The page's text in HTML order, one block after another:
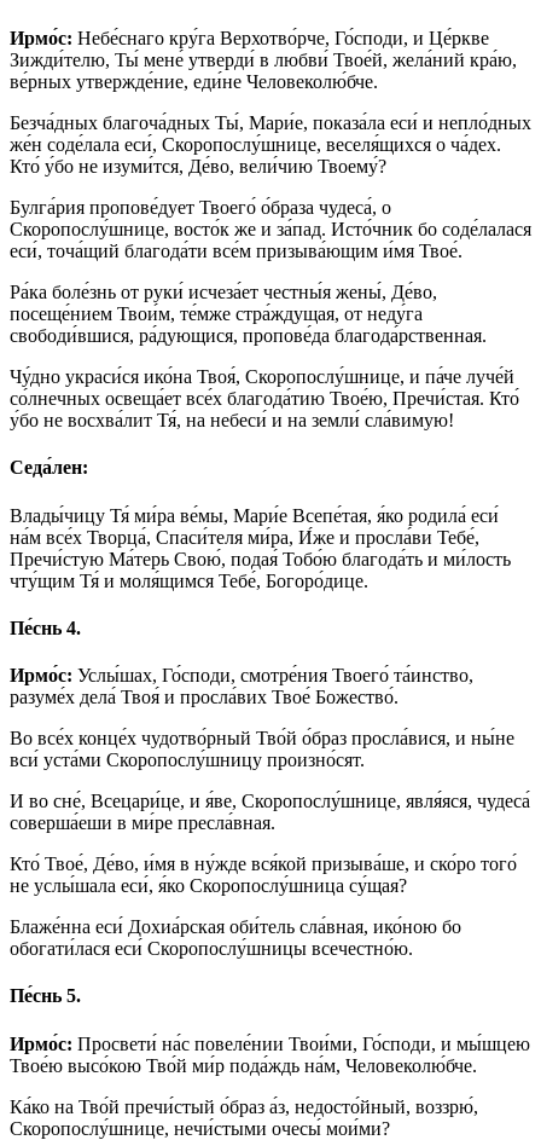
Ирмо́с: Небе́снаго кру́га Верхотво́рче, Го́споди, и Це́ркве
Зижди́телю, Ты́ мене́ утверди́ в любви́ Твое́й, жела́ний кра́ю,
ве́рных утвержде́ние, еди́не Человеколю́бче.
Безча́дных благоча́дных Ты́, Мари́е, показа́ла еси́ и непло́дных
же́н соде́лала еси́, Скоропослу́шнице, веселя́щихся о ча́дех.
Кто́ у́бо не изуми́тся, Де́во, вели́чию Твоему́?
Булга́рия пропове́дует Твоего́ о́браза чудеса́, о
Скоропослу́шнице, восто́к же и за́пад. Исто́чник бо соде́лалася
еси́, точа́щий благода́ти все́м призыва́ющим и́мя Твое́.
Ра́ка боле́знь от руки́ исчеза́ет честны́я жены́, Де́во,
посеще́нием Твои́м, те́мже стра́ждущая, от неду́га
свободи́вшися, ра́дующися, пропове́да благода́рственная.
Чу́дно украси́ся ико́на Твоя́, Скоропослу́шнице, и па́че луче́й
со́лнечных освеща́ет все́х благода́тию Твое́ю, Пречи́стая. Кто́
у́бо не восхва́лит Тя́, на небеси́ и на земли́ сла́вимую!
Седа́лен:
Влады́чицу Тя́ ми́ра ве́мы, Мари́е Всепе́тая, я́ко родила́ еси́
на́м все́х Творца́, Спаси́теля ми́ра, И́же и просла́ви Тебе́,
Пречи́стую Ма́терь Свою́, подая́ Тобо́ю благода́ть и ми́лость
чту́щим Тя́ и моля́щимся Тебе́, Богоро́дице.
Пе́снь 4.
Ирмо́с: Услы́шах, Го́споди, смотре́ния Твоего́ та́инство,
разуме́х дела́ Твоя́ и просла́вих Твое́ Божество́.
Во все́х конце́х чудотво́рный Тво́й о́браз просла́вися, и ны́не
вси́ уста́ми Скоропослу́шницу произно́сят.
И во сне́, Всецари́це, и я́ве, Скоропослу́шнице, явля́яся, чудеса́
соверша́еши в ми́ре пресла́вная.
Кто́ Твое́, Де́во, и́мя в ну́жде вся́кой призыва́ше, и ско́ро того́
не услы́шала еси́, я́ко Скоропослу́шница су́щая?
Блаже́нна еси́ Дохиа́рская оби́тель сла́вная, ико́ною бо
обогати́лася еси́ Скоропослу́шницы всечестно́ю.
Пе́снь 5.
Ирмо́с: Просвети́ на́с повеле́нии Твои́ми, Го́споди, и мы́шцею
Твое́ю высо́кою Тво́й ми́р пода́ждь на́м, Человеколю́бче.
Ка́ко на Тво́й пречи́стый о́браз а́з, недосто́йный, воззрю́,
Скоропослу́шнице, нечи́стыми очесы́ мои́ми?